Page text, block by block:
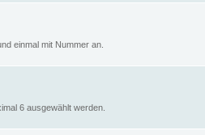
einmal mit Nummer an.
6 ausgewählt werden.